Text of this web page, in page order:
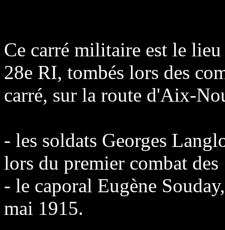
Ce carré militaire est le
28e RI, tombés lors des
carré, sur la route d'Aix-
- les soldats Georges
lors du premier combat
- le caporal Eugène
mai 1915.